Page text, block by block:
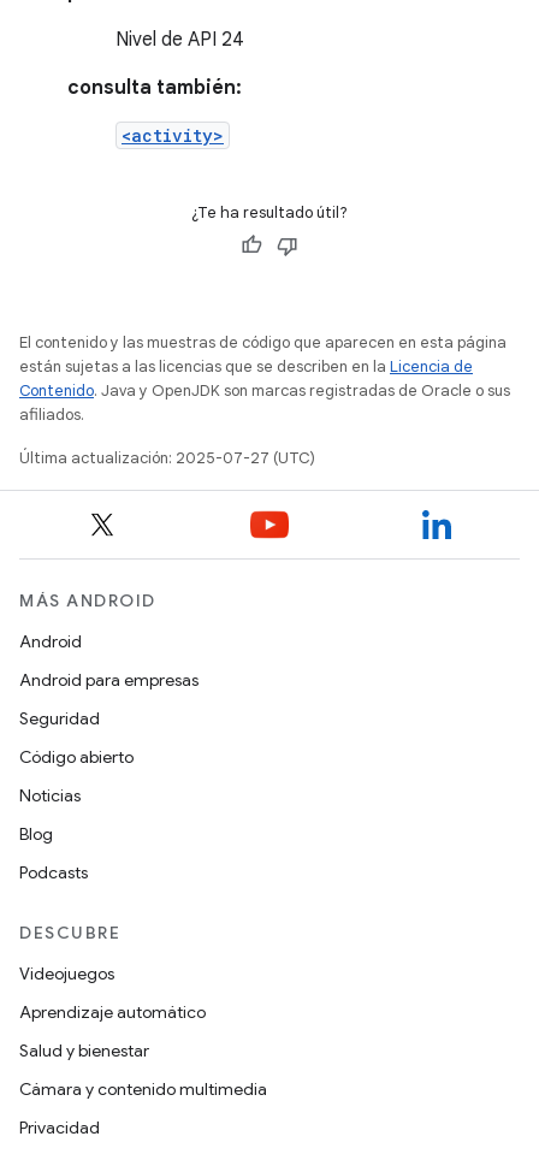
Nivel de API 24
consulta también:
<activity>
¿Te ha resultado útil?
El contenido y las muestras de código que aparecen en esta página
están sujetas a las licencias que se describen en la Licencia de
Contenido. Java y OpenJDK son marcas registradas de Oracle o sus
afiliados.
Última actualización: 2025-07-27 (UTC)
MÁS ANDROID
Android
Android para empresas
Seguridad
Código abierto
Noticias
Blog
Podcasts
DESCUBRE
Videojuegos
Aprendizaje automático
Salud y bienestar
Cámara y contenido multimedia
Privacidad